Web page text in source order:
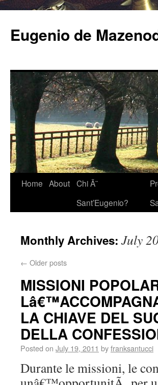
Eugenio de
Home About Chi Ã¨
Sant’Eugenio?
Monthly Archives: July
← Older posts
MISSIONI
LA CHIAVE DEL
DELLA
Posted on July 19, 2011 byfranksantucci
Durante le missioni, le